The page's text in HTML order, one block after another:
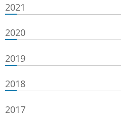
2021
2020
2019
2018
2017